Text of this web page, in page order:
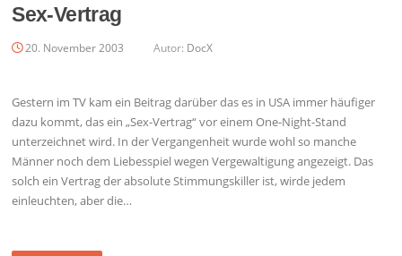
Sex-Vertrag
20. November 2003 Autor: DocX
Gestern im TV kam ein Beitrag darüber das es in USA immer häufiger
dazu kommt, das ein „Sex-Vertrag“ vor einem One-Night-Stand
unterzeichnet wird. In der Vergangenheit wurde wohl so manche
Männer noch dem Liebesspiel wegen Vergewaltigung angezeigt. Das
solch ein Vertrag der absolute Stimmungskiller ist, wirde jedem
einleuchten, aber die…